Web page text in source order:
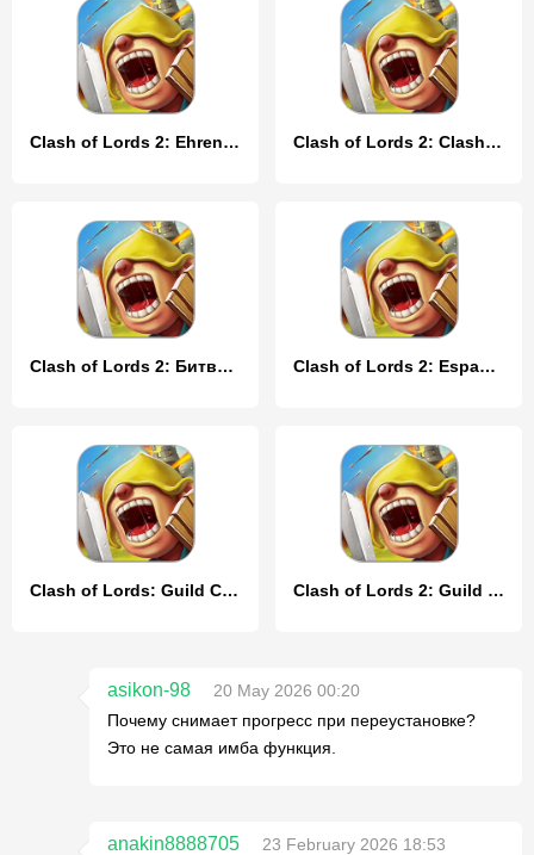
Clash of Lords 2: Ehrenkampf Clash of Lords 2: Clash Divin
Clash of Lords 2: Битва Легенд Clash of Lords 2: Español
Clash of Lords: Guild Castle Clash of Lords 2: Guild Castle
asikon-98
20 May 2026 00:20
Почему снимает прогресс при переустановке?
Это не самая имба функция.
anakin8888705
23 February 2026 18:53